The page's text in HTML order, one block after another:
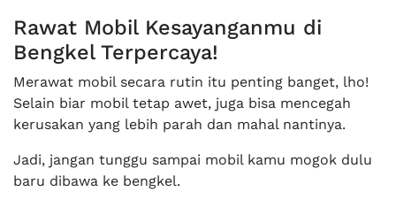
Rawat Mobil Kesayanganmu di
Bengkel Terpercaya!
Merawat mobil secara rutin itu penting banget, lho!
Selain biar mobil tetap awet, juga bisa mencegah
kerusakan yang lebih parah dan mahal nantinya.
Jadi, jangan tunggu sampai mobil kamu mogok dulu
baru dibawa ke bengkel.